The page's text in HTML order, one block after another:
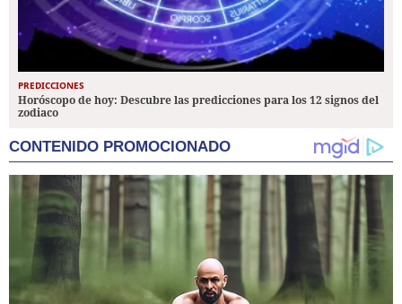
PREDICCIONES
Horóscopo de hoy: Descubre las predicciones para los 12 signos del
zodiaco
CONTENIDO PROMOCIONADO